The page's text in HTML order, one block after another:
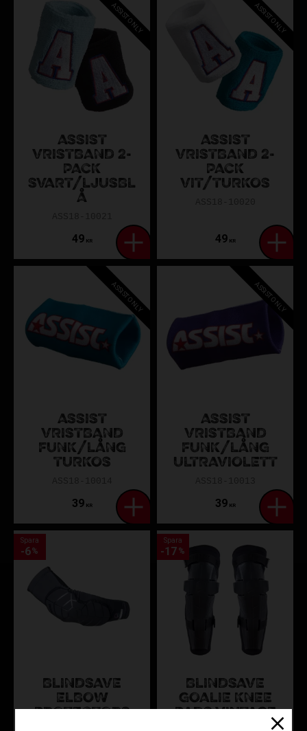
ASSIST
VRISTBAND 2-
PACK
SVART/LJUSBL
Å
49KR
ASSIST ONLY
ASSIST
VRISTBAND 2-
PACK
VIT/TURKOS
49KR
ASSIST ONLY
ASSIST
VRISTBAND
FUNK/LÅNG
TURKOS
39KR
ASSIST ONLY
ASSIST
VRISTBAND
FUNK/LÅNG
ULTRAVIOLETT
39KR
ASSIST ONLY
BLINDSAVE
ELBOW
PROTECTORS
Spara
6%
BLINDSAVE
GOALIE KNEE
PADS VINTAGE
Spara
17 %